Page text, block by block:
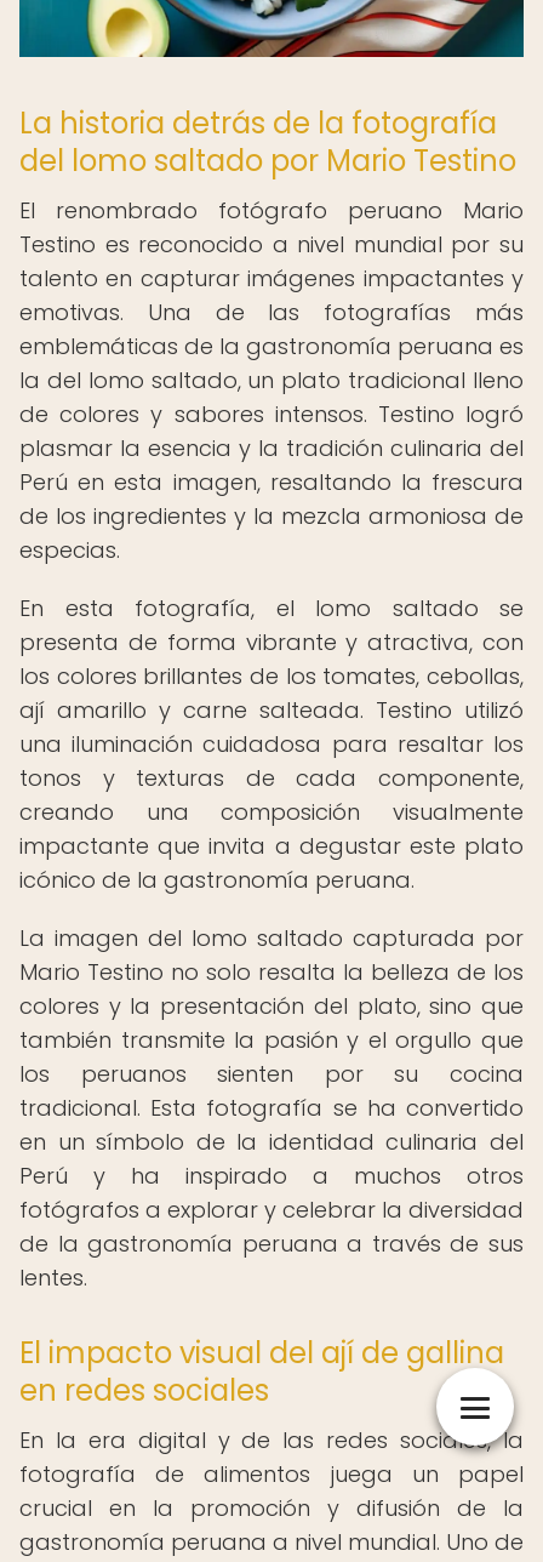
La historia detrás de la fotografía
del lomo saltado por Mario Testino
El renombrado fotógrafo peruano Mario
Testino es reconocido a nivel mundial por su
talento en capturar imágenes impactantes y
emotivas. Una de las fotografías más
emblemáticas de la gastronomía peruana es
la del lomo saltado, un plato tradicional lleno
de colores y sabores intensos. Testino logró
plasmar la esencia y la tradición culinaria del
Perú en esta imagen, resaltando la frescura
de los ingredientes y la mezcla armoniosa de
especias.
En esta fotografía, el lomo saltado se
presenta de forma vibrante y atractiva, con
los colores brillantes de los tomates, cebollas,
ají amarillo y carne salteada. Testino utilizó
una iluminación cuidadosa para resaltar los
tonos y texturas de cada componente,
creando una composición visualmente
impactante que invita a degustar este plato
icónico de la gastronomía peruana.
La imagen del lomo saltado capturada por
Mario Testino no solo resalta la belleza de los
colores y la presentación del plato, sino que
también transmite la pasión y el orgullo que
los peruanos sienten por su cocina
tradicional. Esta fotografía se ha convertido
en un símbolo de la identidad culinaria del
Perú y ha inspirado a muchos otros
fotógrafos a explorar y celebrar la diversidad
de la gastronomía peruana a través de sus
lentes.
El impacto visual del ají de gallina
en redes sociales
En la era digital y de las redes sociales, la
fotografía de alimentos juega un papel
crucial en la promoción y difusión de la
gastronomía peruana a nivel mundial. Uno de